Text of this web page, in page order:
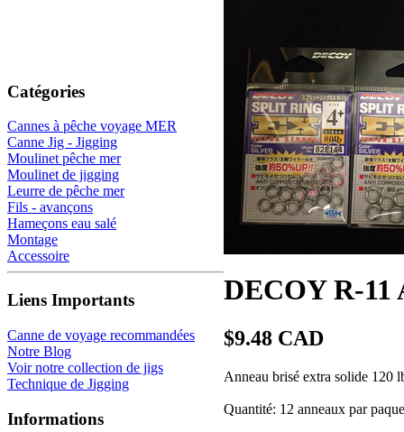
Catégories
Cannes à pêche voyage MER
Canne Jig - Jigging
Moulinet pêche mer
Moulinet de jigging
Leurre de pêche mer
Fils - avançons
Hameçons eau salé
Montage
Accessoire
Liens Importants
Canne de voyage recommandées
Notre Blog
Voir notre collection de jigs
Technique de Jigging
Informations
DECOY R-11
$9.48 CAD
Anneau brisé extra solide 120
Quantité: 12 anneaux par